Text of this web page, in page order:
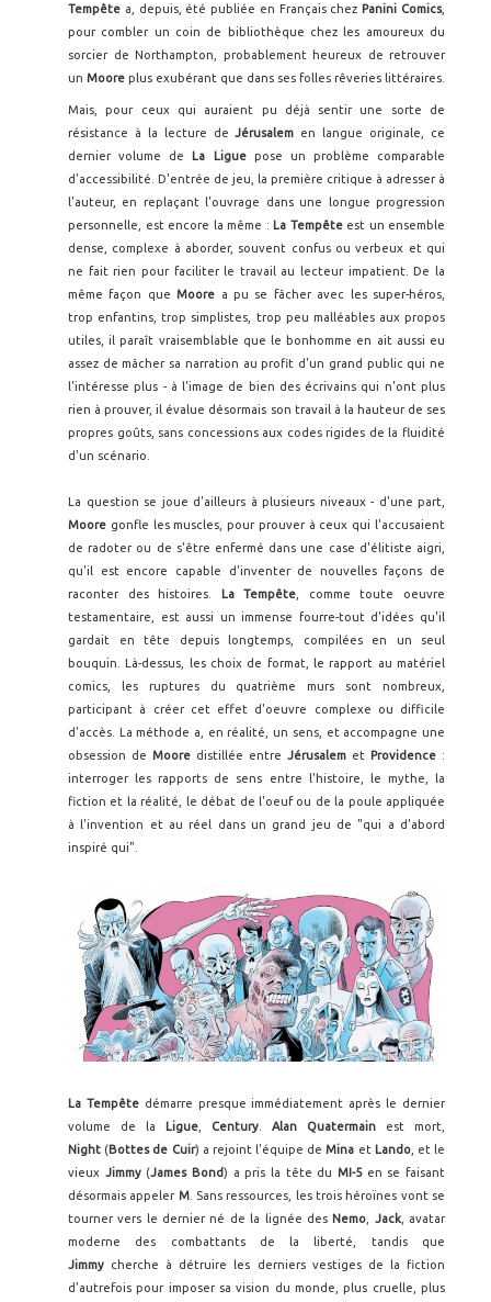
Tempête a, depuis, été publiée en Français chez Panini Comics,
pour combler un coin de bibliothèque chez les amoureux du
sorcier de Northampton, probablement heureux de retrouver
un Moore plus exubérant que dans ses folles rêveries littéraires.
Mais, pour ceux qui auraient pu déjà sentir une sorte de
résistance à la lecture deJérusalem en langue originale, ce
dernier volume de La Liguepose un problème comparable
d'accessibilité. D'entrée de jeu, la première critique à adresser à
l'auteur, en replaçant l'ouvrage dans une longue progression
personnelle, est encore la même : La Tempêteest un ensemble
dense, complexe à aborder, souvent confus ou verbeux et qui
ne fait rien pour faciliter le travail au lecteur impatient. De la
même façon queMoore a pu se fâcher avec les super-héros,
trop enfantins, trop simplistes, trop peu malléables aux propos
utiles, il paraît vraisemblable que le bonhomme en ait aussi eu
assez de mâcher sa narration au profit d'un grand public qui ne
l'intéresse plus - à l'image de bien des écrivains qui n'ont plus
rien à prouver, il évalue désormais son travail à la hauteur de ses
propres goûts, sans concessions aux codes rigides de la fluidité
d'un scénario.
La question se joue d'ailleurs à plusieurs niveaux - d'une part,
Moore gonfle les muscles, pour prouver à ceux qui l'accusaient
de radoter ou de s'être enfermé dans une case d'élitiste aigri,
qu'il est encore capable d'inventer de nouvelles façons de
raconter des histoires.
La Tempête , comme toute oeuvre
testamentaire, est aussi un immense fourre-tout d'idées qu'il
gardait en tête depuis longtemps, compilées en un seul
bouquin. Là-dessus, les choix de format, le rapport au matériel
comics, les ruptures du quatrième murs sont nombreux,
participant à créer cet effet d'oeuvre complexe ou difficile
d'accès. La méthode a, en réalité, un sens, et accompagne une
obsession de Moore distillée entre Jérusalem et Providence :
interroger les rapports de sens entre l'histoire, le mythe, la
fiction et la réalité, le débat de l'oeuf ou de la poule appliquée
à l'invention et au réel dans un grand jeu de "qui a d'abord
inspiré qui".
La Tempêtedémarre presque immédiatement après le dernier
volume de la
Ligue Century Alan Quatermain est mort,
Night (Bottes de Cuir) a rejoint l'équipe deMina et Lando, et le
vieux Jimmy(James Bond) a pris la tête duMI-5en se faisant
désormais appeler M. Sans ressources, les trois héroïnes vont se
tourner vers le dernier né de la lignée des Nemo Jack, avatar
moderne des combattants de la liberté, tandis que
Jimmy cherche à détruire les derniers vestiges de la fiction
d'autrefois pour imposer sa vision du monde, plus cruelle, plus